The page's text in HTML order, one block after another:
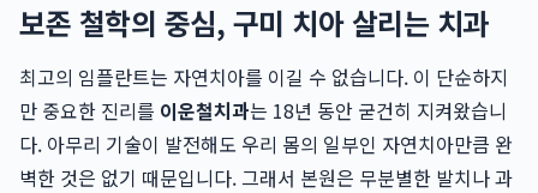
보존 철학의 중심, 구미 치아 살리는 치과
최고의 임플란트는 자연치아를 이길 수 없습니다. 이 단순하지
만 중요한 진리를 이운철치과는 18년 동안 굳건히 지켜왔습니
다. 아무리 기술이 발전해도 우리 몸의 일부인 자연치아만큼 완
벽한 것은 없기 때문입니다. 그래서 본원은 무분별한 발치나 과